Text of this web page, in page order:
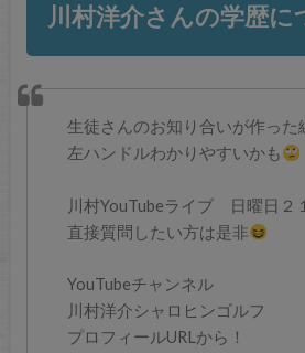
川村洋介さんの学歴に
生徒さんのお知り合いが作った
左ハンドルわかりやすいかも
川村YouTubeライブ 日曜日２
直接質問したい方は是非
YouTubeチャンネル
川村洋介シャロヒンゴルフ
プロフィールURLから！